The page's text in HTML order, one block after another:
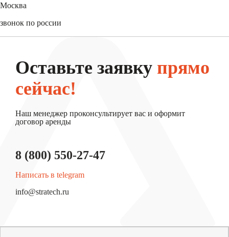
Москва
звонок по россии
Оставьте заявку прямо
сейчас!
Наш менеджер проконсультирует вас и оформит
договор аренды
8 (800) 550-27-47
Написать в telegram
info@stratech.ru